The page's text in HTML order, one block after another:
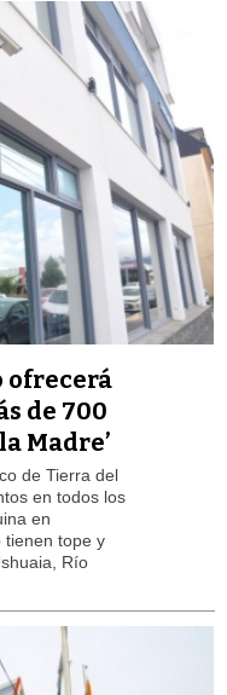
ofrecerá
de 700
Madre’
de Tierra del
en todos los
en
tienen tope y
Río